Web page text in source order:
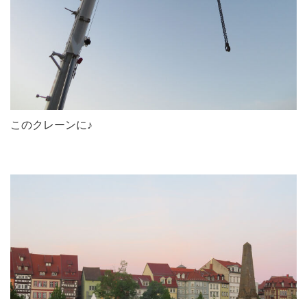
このクレーンに♪